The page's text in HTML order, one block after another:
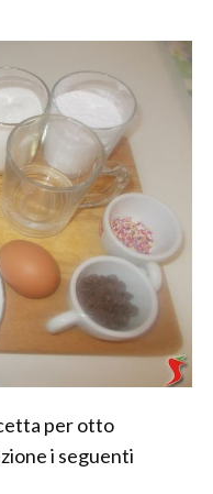
per otto
i seguenti